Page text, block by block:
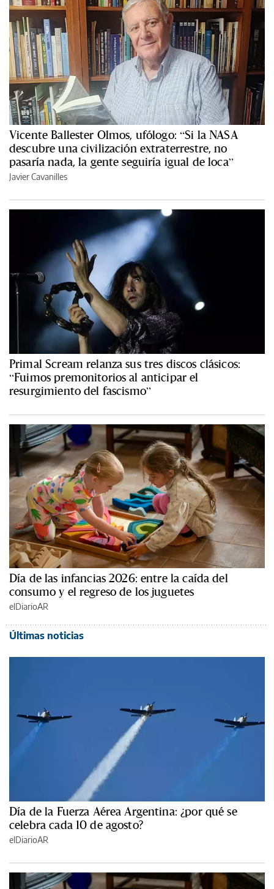
Vicente Ballester Olmos, ufólogo: “Si la NASA
descubre una civilización extraterrestre, no
pasaría nada, la gente seguiría igual de loca”
Javier Cavanilles
Primal Scream relanza sus tres discos clásicos:
“Fuimos premonitorios al anticipar el
resurgimiento del fascismo”
Día de las infancias 2026: entre la caída del
consumo y el regreso de los juguetes
elDiarioAR
Últimas noticias
Día de la Fuerza Aérea Argentina: ¿por qué se
celebra cada 10 de agosto?
elDiarioAR